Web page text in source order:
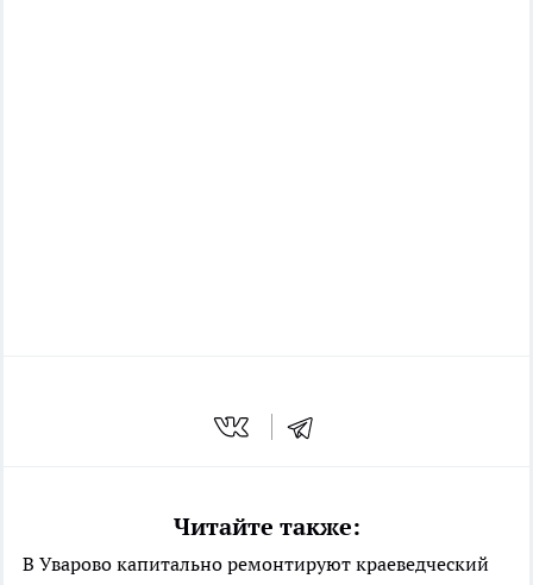
Читайте также:
В Уварово капитально ремонтируют краеведческий